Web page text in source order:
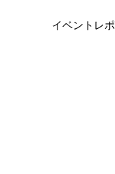
イベントレ